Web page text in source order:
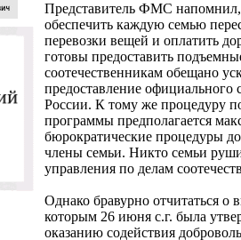
Представитель ФМС напомнил,
обеспечить каждую семью
перевозки вещей и оплатить
готовы предоставить
соотечественникам обещано
предоставление
России. К тому же процедуру
программы предполагается
бюрократические процедуры
члены семьи. Никто семьи
управления по делам
Однако бравурно отчитаться о
которым 26 июня с.г. была
оказанию содействия